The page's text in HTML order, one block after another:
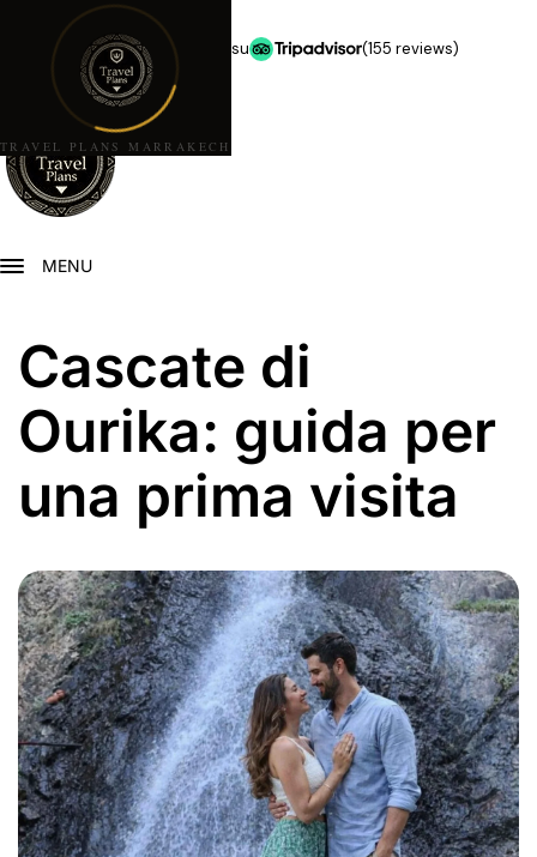
TRAVEL PLANS MARRAKECH
★★★★★ 5,0 stelle su (155 reviews)
MENU
Cascate di
Ourika: guida per
una prima visita